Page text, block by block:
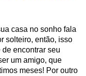
casa no sonho fala
solteiro, então, isso
encontrar seu
um amigo, que
meses! Por outro